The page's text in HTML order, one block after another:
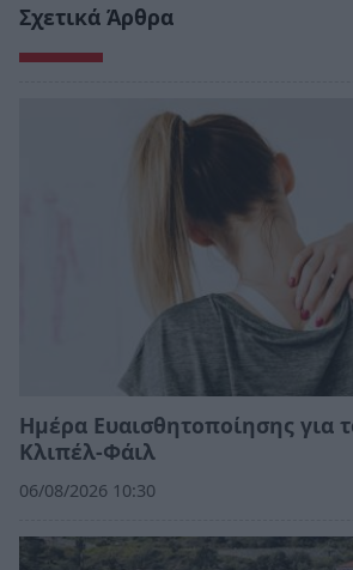
Σχετικά Άρθρα
Ημέρα Ευαισθητοποίησης για
Κλιπέλ-Φάιλ
06/08/2026 10:30